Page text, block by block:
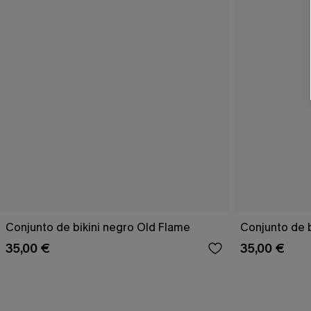
Conjunto de bikini negro Old Flame
35,00 €
Conjunto de
35,00 €